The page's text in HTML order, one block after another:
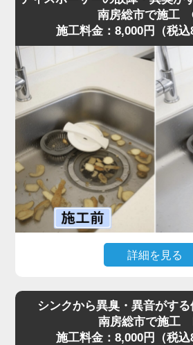
確認すると、第1槽のバスケットには
には油脂が層状に固着。さらに、気
に膜を作り、流れを完全に塞いでいる
また、異物が第3槽まで通過しており
大きな固まりを作っていたことも詰
これまでの施工経験から通常清掃では
務用高圧洗浄機で排水管からグリス
洗浄。油脂と蓄積した汚れをすべて除
改善しました。
お客様からは「明朗会計で追加料金も
評価をいただきました。
グリストラップは汚れが蓄積しやすく
南房総市で施工
施工料金：8,000円（税込
詳細を見る
い」とのご相談で、水道の達人へ最
現場を確認すると、粉砕しきれなか
シンクから異臭・異音がす
南房総市で施工
施工料金：8,000円（税込